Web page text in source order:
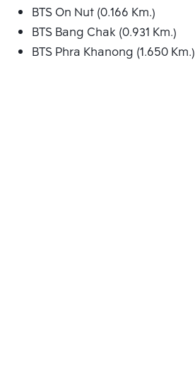
BTS On Nut (0.166 Km.)
BTS Bang Chak (0.931 Km.)
BTS Phra Khanong (1.650 Km.)